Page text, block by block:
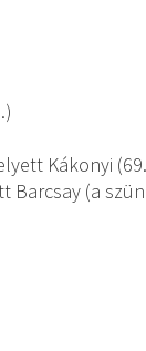
Kákonyi
Barcsay (a